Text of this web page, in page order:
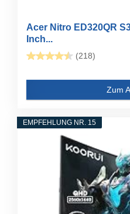
Acer Nitro ED320QR
Inch...
(218)
Zum
EMPFEHLUNG NR. 15